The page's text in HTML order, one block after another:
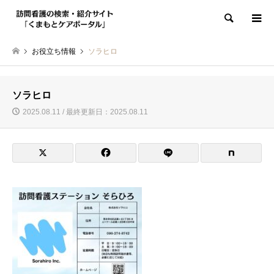
検索
お役立ち情報 ソラヒロ
ソラヒロ
2025.08.11 / 最終更新日：2025.08.11